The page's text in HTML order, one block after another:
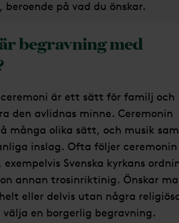
på vad du önskar.
begravning med
är ett sätt för familj och
den avlidnas minne. Ceremonin
många olika sätt, och musik
inslag. Ofta följer ceremonin
exempelvis Svenska kyrkans
annan trosinriktinig. Önskar
eller delvis utan några
välja en borgerlig begravning.